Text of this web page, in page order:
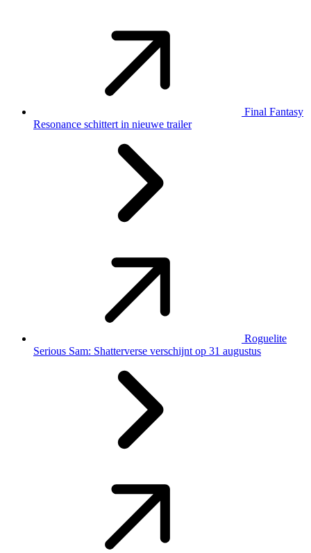
Final Fantasy
Resonance schittert in nieuwe trailer
Roguelite
Serious Sam: Shatterverse verschijnt op 31 augustus